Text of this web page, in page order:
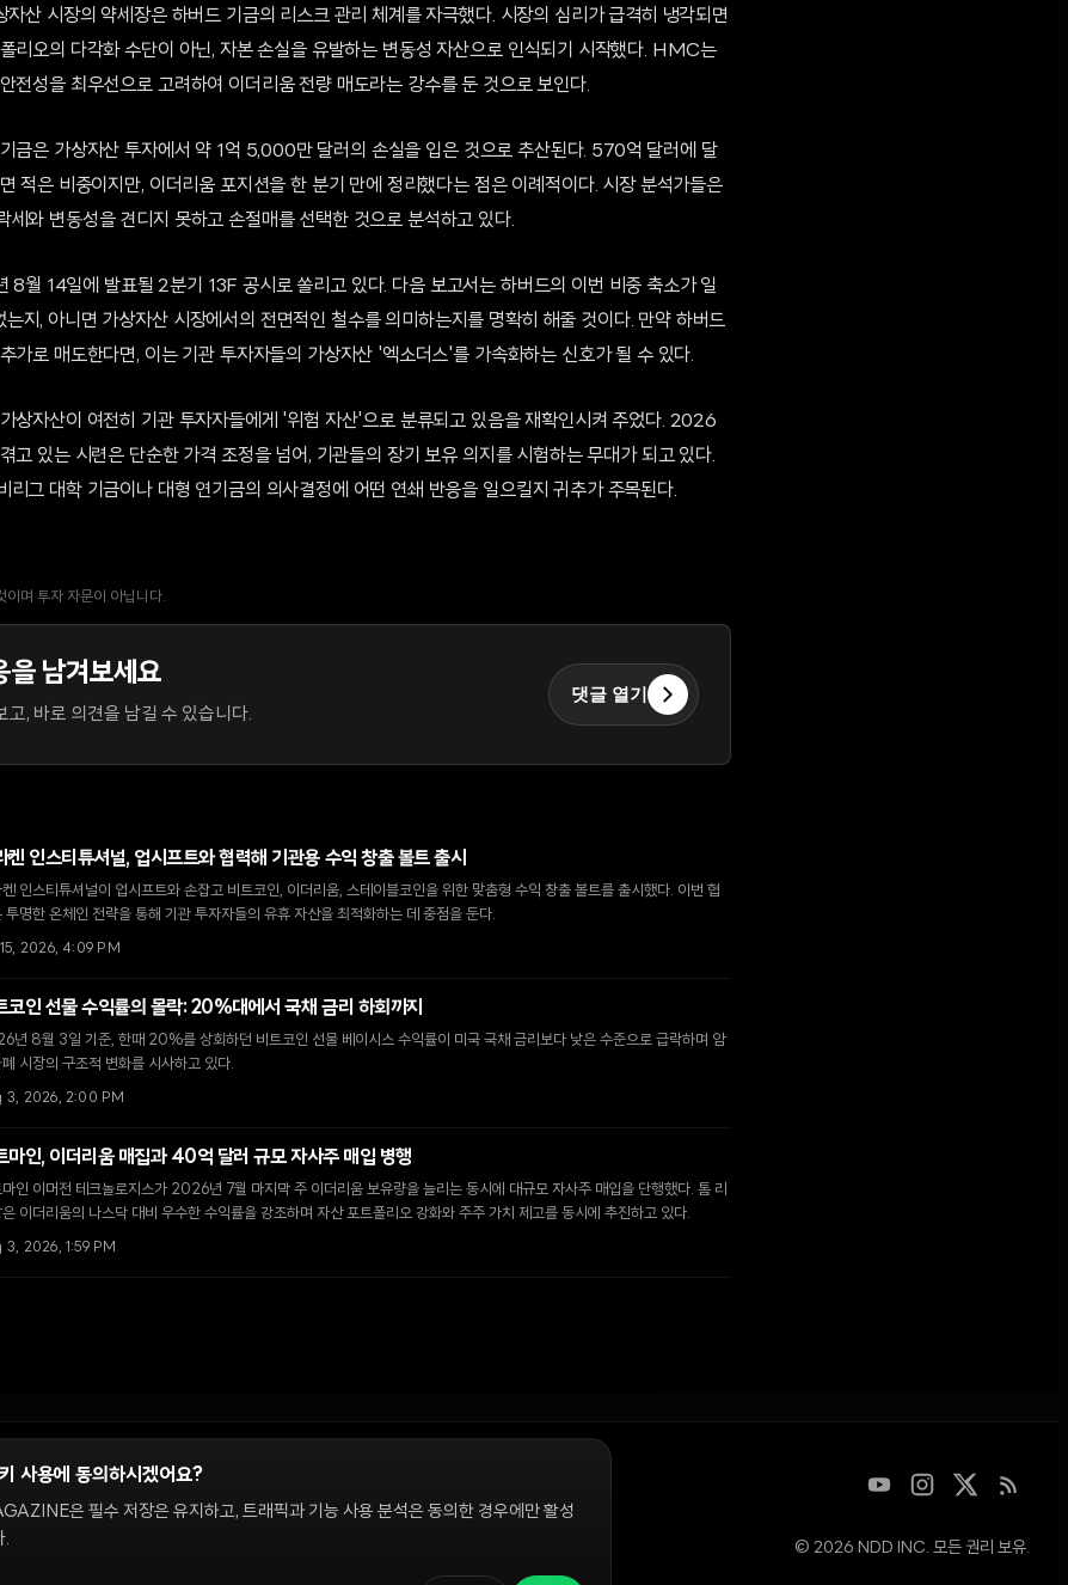
산 시장의 약세장은 하버드 기금의 리스크 관리 체계를 자극했다. 시장의 심리가 급격히 냉각되면
리오의 다각화 수단이 아닌, 자본 손실을 유발하는 변동성 자산으로 인식되기 시작했다. HMC는
전성을 최우선으로 고려하여 이더리움 전량 매도라는 강수를 둔 것으로 보인다.
금은 가상자산 투자에서 약 1억 5,000만 달러의 손실을 입은 것으로 추산된다. 570억 달러에 달
적은 비중이지만, 이더리움 포지션을 한 분기 만에 정리했다는 점은 이례적이다. 시장 분석가들은
세와 변동성을 견디지 못하고 손절매를 선택한 것으로 분석하고 있다.
월 14일에 발표될 2분기 13F 공시로 쏠리고 있다. 다음 보고서는 하버드의 이번 비중 축소가 일
지, 아니면 가상자산 시장에서의 전면적인 철수를 의미하는지를 명확히 해줄 것이다. 만약 하버드
가로 매도한다면, 이는 기관 투자자들의 가상자산 '엑소더스'를 가속화하는 신호가 될 수 있다.
상자산이 여전히 기관 투자자들에게 '위험 자산'으로 분류되고 있음을 재확인시켜 주었다. 2026
고 있는 시련은 단순한 가격 조정을 넘어, 기관들의 장기 보유 의지를 시험하는 무대가 되고 있다.
리그 대학 기금이나 대형 연기금의 의사결정에 어떤 연쇄 반응을 일으킬지 귀추가 주목된다.
이며 투자 자문이 아닙니다.
을 남겨보세요
고, 바로 의견을 남길 수 있습니다.
댓글 열기
켄 인스티튜셔널, 업시프트와 협력해 기관용 수익 창출 볼트 출시
인스티튜셔널이 업시프트와 손잡고 비트코인, 이더리움, 스테이블코인을 위한 맞춤형 수익 창출 볼트를 출시했다. 이번 협
투명한 온체인 전략을 통해 기관 투자자들의 유휴 자산을 최적화하는 데 중점을 둔다.
2026, 4:09 PM
코인 선물 수익률의 몰락: 20%대에서 국채 금리 하회까지
년 8월 3일 기준, 한때 20%를 상회하던 비트코인 선물 베이시스 수익률이 미국 국채 금리보다 낮은 수준으로 급락하며 암
시장의 구조적 변화를 시사하고 있다.
3, 2026, 2:00 PM
마인, 이더리움 매집과 40억 달러 규모 자사주 매입 병행
마인 이머전 테크놀로지스가 2026년 7월 마지막 주 이더리움 보유량을 늘리는 동시에 대규모 자사주 매입을 단행했다. 톰 리
이더리움의 나스닥 대비 우수한 수익률을 강조하며 자산 포트폴리오 강화와 주주 가치 제고를 동시에 추진하고 있다.
3, 2026, 1:59 PM
시장을 다룹니다. 편집팀은 독립적으로 운영되며, 필진은 이 사이트에서 다루는 디지털 자산을
설은 정보 제공 및 논평을 위한 것이며 투자 자문이 아닙니다. 정책 문의와 편집 요청은
© 2026 NDD INC. 모든 권리 보유.
사용에 동의하시겠어요?
은 필수 저장은 유지하고, 트래픽과 기능 사용 분석은 동의한 경우에만 활성
.